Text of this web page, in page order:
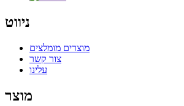
ניווט
מוצרים מומלצים
צור קשר
עלינו
מוצר